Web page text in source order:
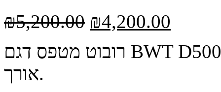
₪5,200.00 ₪4,200.00
רובוט מטפס דגם BWT D500 – לניקוי בריכות של עד 15 מטרים
אורך.